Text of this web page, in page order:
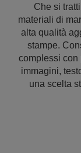
Che si
materiali di
alta qualità
stampe.
complessi con
immagini,
una scelta